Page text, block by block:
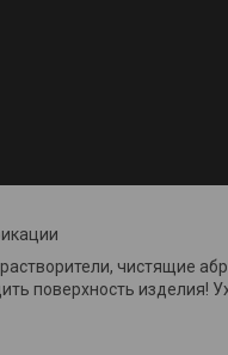
чистящие
поверхность изделия!